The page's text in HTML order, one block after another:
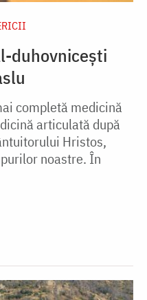
duhovnicești
completă medicină
articulată după
Hristos,
noastre. În